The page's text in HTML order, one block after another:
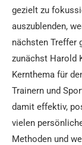
gezielt zu
auszublenden,
nächsten Treffer
zunächst Harold
Kernthema für
Trainern und
damit effektiv,
vielen
Methoden und